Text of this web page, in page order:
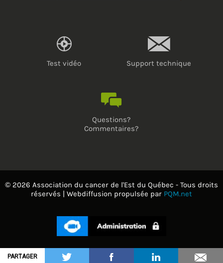
PARTAGER
Test vidéo Support technique
Questions?
Commentaires?
© 2026 Association du cancer de l'Est du Québec - Tous droits
réservés | Webdiffusion propulsée par PQM.net